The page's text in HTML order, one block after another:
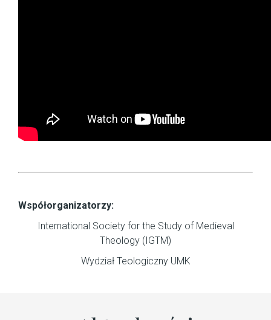
Współorganizatorzy:
International Society for the Study of Medieval
Theology (IGTM)
Wydział Teologiczny UMK